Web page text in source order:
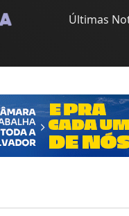
Últimas